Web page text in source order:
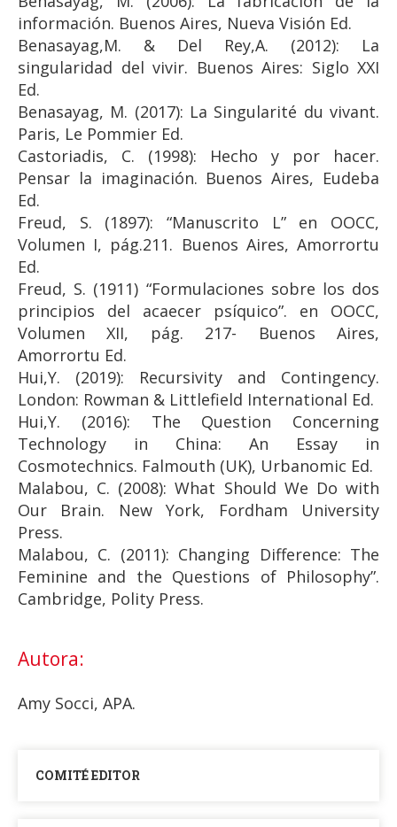
información. Buenos Aires, Nueva Visión Ed.
Benasayag,M. & Del Rey,A. (2012): La
singularidad del vivir. Buenos Aires: Siglo XXI
Ed.
Benasayag, M. (2017): La Singularité du vivant.
Paris, Le Pommier Ed.
Castoriadis, C. (1998): Hecho y por hacer.
Pensar la imaginación. Buenos Aires, Eudeba
Ed.
Freud, S. (1897): “Manuscrito L” en OOCC,
Volumen I, pág.211. Buenos Aires, Amorrortu
Ed.
Freud, S. (1911) “Formulaciones sobre los dos
principios del acaecer psíquico”. en OOCC,
Volumen XII, pág. 217- Buenos Aires,
Amorrortu Ed.
Hui,Y. (2019): Recursivity and Contingency.
London: Rowman & Littlefield International Ed.
Hui,Y. (2016): The Question Concerning
Technology in China: An Essay in
Cosmotechnics. Falmouth (UK), Urbanomic Ed.
Malabou, C. (2008): What Should We Do with
Our Brain. New York, Fordham University
Press.
Malabou, C. (2011): Changing Difference: The
Feminine and the Questions of Philosophy”.
Cambridge, Polity Press.
Autora:
Amy Socci, APA.
COMITÉ EDITOR